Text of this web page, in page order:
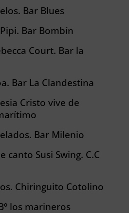
Bar Blues
Bar Bombín
Court. Bar la
Bar La Clandestina
Cristo vive de
Bar Milenio
canto Susi Swing. C.C
Chiringuito Cotolino
los marineros